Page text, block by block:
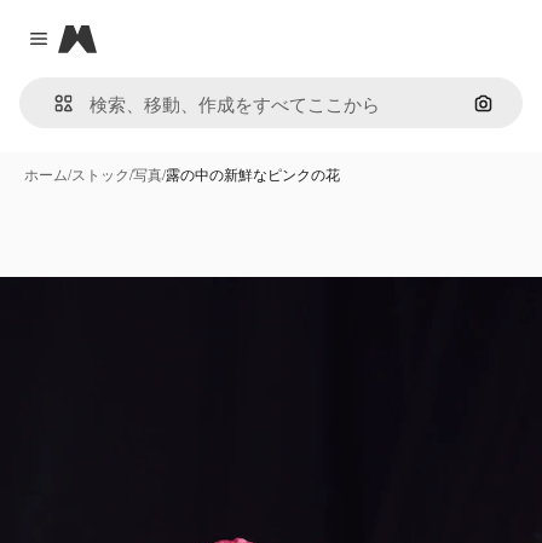
Close menu
Magnific
画像で
ホーム/ストック/写真/露の中の新鮮なピンクの花